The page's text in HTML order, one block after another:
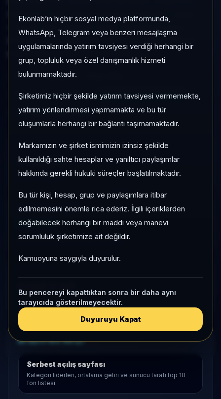
Ekonlab’ın hiçbir sosyal medya platformunda,
WhatsApp, Telegram veya benzeri mesajlaşma
uygulamalarında yatırım tavsiyesi verdiği herhangi bir
grup, topluluk veya özel danışmanlık hizmeti
bulunmamaktadır.
Şirketimiz hiçbir şekilde yatırım tavsiyesi vermemekte,
yatırım yönlendirmesi yapmamakta ve bu tür
oluşumlarla herhangi bir bağlantı taşımamaktadır.
Markamızın ve şirket ismimizin izinsiz şekilde
kullanıldığı sahte hesaplar ve yanıltıcı paylaşımlar
hakkında gerekli hukuki süreçler başlatılmaktadır.
Bu tür kişi, hesap, grup ve paylaşımlara itibar
edilmemesini önemle rica ederiz. İlgili içeriklerden
doğabilecek herhangi bir maddi veya manevi
sorumluluk şirketimize ait değildir.
Kamuoyuna saygıyla duyurulur.
Bu pencereyi kapattıktan sonra bir daha aynı
tarayıcıda gösterilmeyecektir.
Duyuruyu Kapat
SERBEST FON, Serbest kategorisinde son 1 ayda
+%9,09 getiri, kategori içinde momentum sırası
yoğunluğu ile izlenebilen bir fondur.
FS6 Serbest
Son fiyat: 1,845674 TEFAS'ta İşlem Görüyor
Son işlem farkı:0 gün
1 AY VE 3 AY PERFORMANS
+%9,09
3 Ay:+%16,91
KATEGORI KONUMU
21/932
Momentum bazlı kategori içi sıra
Aktif KAP
1 ay net akış21,1 Mn• Yatırımcı90
Araştırma Akışı
Serbest açılış sayfası
Kategori liderleri, ortalama getiri ve sunucu tarafı top 10
fon listesi.